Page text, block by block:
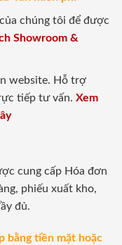
chúng tôi để được
Showroom &
website. Hỗ trợ
tiếp tư vấn. Xem
cung cấp Hóa đơn
phiếu xuất kho,
đủ.
bằng tiền mặt hoặc